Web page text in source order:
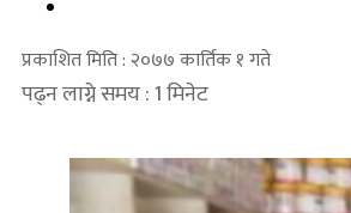
प्रकाशित मिति : २०७७ कार्तिक १ गते
पढ्न लाग्ने समय : 1 मिनेट